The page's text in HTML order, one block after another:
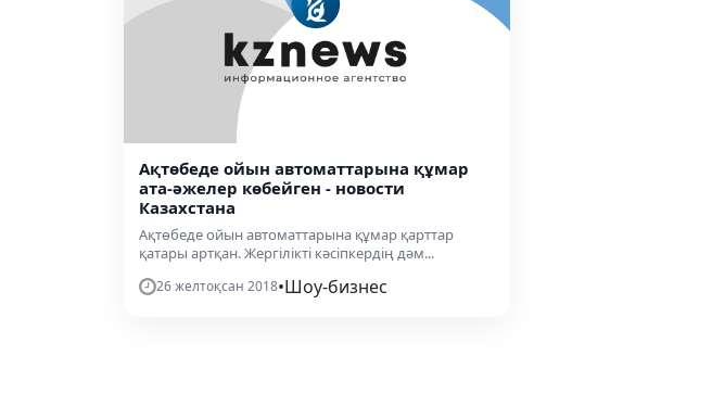
Ақтөбеде ойын автоматтарына құмар
ата-әжелер көбейген - новости
Казахстана
Ақтөбеде ойын автоматтарына құмар қарттар
қатары артқан. Жергілікті кәсіпкердің дәм...
26 желтоқсан 2018•Шоу-бизнес